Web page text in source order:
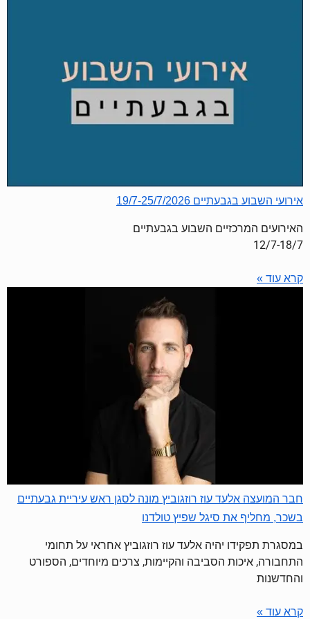
אירועי השבוע בגבעתיים 19/7-25/7/2026
האירועים המרכזיים השבוע בגבעתיים
12/7-18/7
קרא עוד »
חבר המועצה אלעד עוז רוזגוביץ מונה לסגן ראש עיריית גבעתיים
בשכר, מחליף את סיגל שפיץ טולדנו
במסגרת תפקידו יהיה אלעד עוז רוזגוביץ אחראי על תחומי
התחבורה, איכות הסביבה והקיימות, צרכים מיוחדים, הספורט
והחדשנות
קרא עוד »